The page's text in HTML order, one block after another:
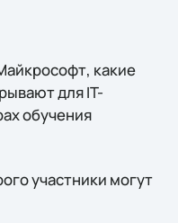
какие
для IT-
обучения
участники могут